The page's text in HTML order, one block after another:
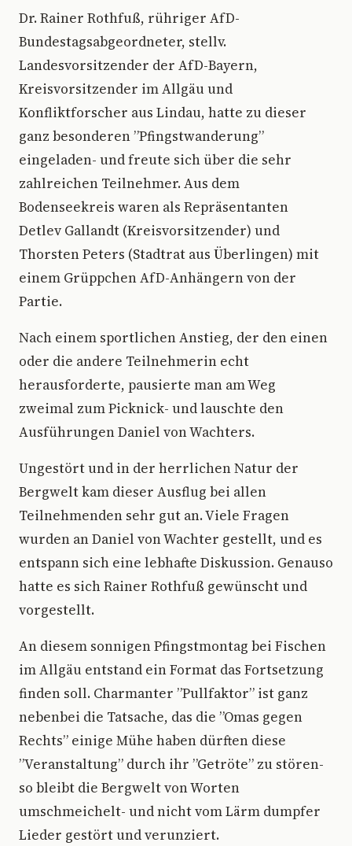
Dr. Rainer Rothfuß, rühriger AfD-
Bundestagsabgeordneter, stellv.
Landesvorsitzender der AfD-Bayern,
Kreisvorsitzender im Allgäu und
Konfliktforscher aus Lindau, hatte zu dieser
ganz besonderen ”Pfingstwanderung”
eingeladen- und freute sich über die sehr
zahlreichen Teilnehmer. Aus dem
Bodenseekreis waren als Repräsentanten
Detlev Gallandt (Kreisvorsitzender) und
Thorsten Peters (Stadtrat aus Überlingen) mit
einem Grüppchen AfD-Anhängern von der
Partie.
Nach einem sportlichen Anstieg, der den einen
oder die andere Teilnehmerin echt
herausforderte, pausierte man am Weg
zweimal zum Picknick- und lauschte den
Ausführungen Daniel von Wachters.
Ungestört und in der herrlichen Natur der
Bergwelt kam dieser Ausflug bei allen
Teilnehmenden sehr gut an. Viele Fragen
wurden an Daniel von Wachter gestellt, und es
entspann sich eine lebhafte Diskussion. Genauso
hatte es sich Rainer Rothfuß gewünscht und
vorgestellt.
An diesem sonnigen Pfingstmontag bei Fischen
im Allgäu entstand ein Format das Fortsetzung
finden soll. Charmanter ”Pullfaktor” ist ganz
nebenbei die Tatsache, das die ”Omas gegen
Rechts” einige Mühe haben dürften diese
”Veranstaltung” durch ihr ”Getröte” zu stören-
so bleibt die Bergwelt von Worten
umschmeichelt- und nicht vom Lärm dumpfer
Lieder gestört und verunziert.